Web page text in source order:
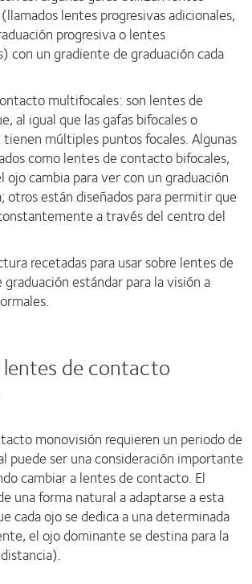
lentes progresivas adicionales,
progresiva o lentes
con un gradiente de graduación cada
multifocales: son lentes de
al igual que las gafas bifocales o
tienen múltiples puntos focales. Algunas
como lentes de contacto bifocales,
ojo cambia para ver con un graduación
otros están diseñados para permitir que
a través del centro del
recetadas para usar sobre lentes de
estándar para la visión a
lentes de contacto
monovisión requieren un periodo de
puede ser una consideración importante
cambiar a lentes de contacto. El
una forma natural a adaptarse a esta
cada ojo se dedica a una determinada
el ojo dominante se destina para la